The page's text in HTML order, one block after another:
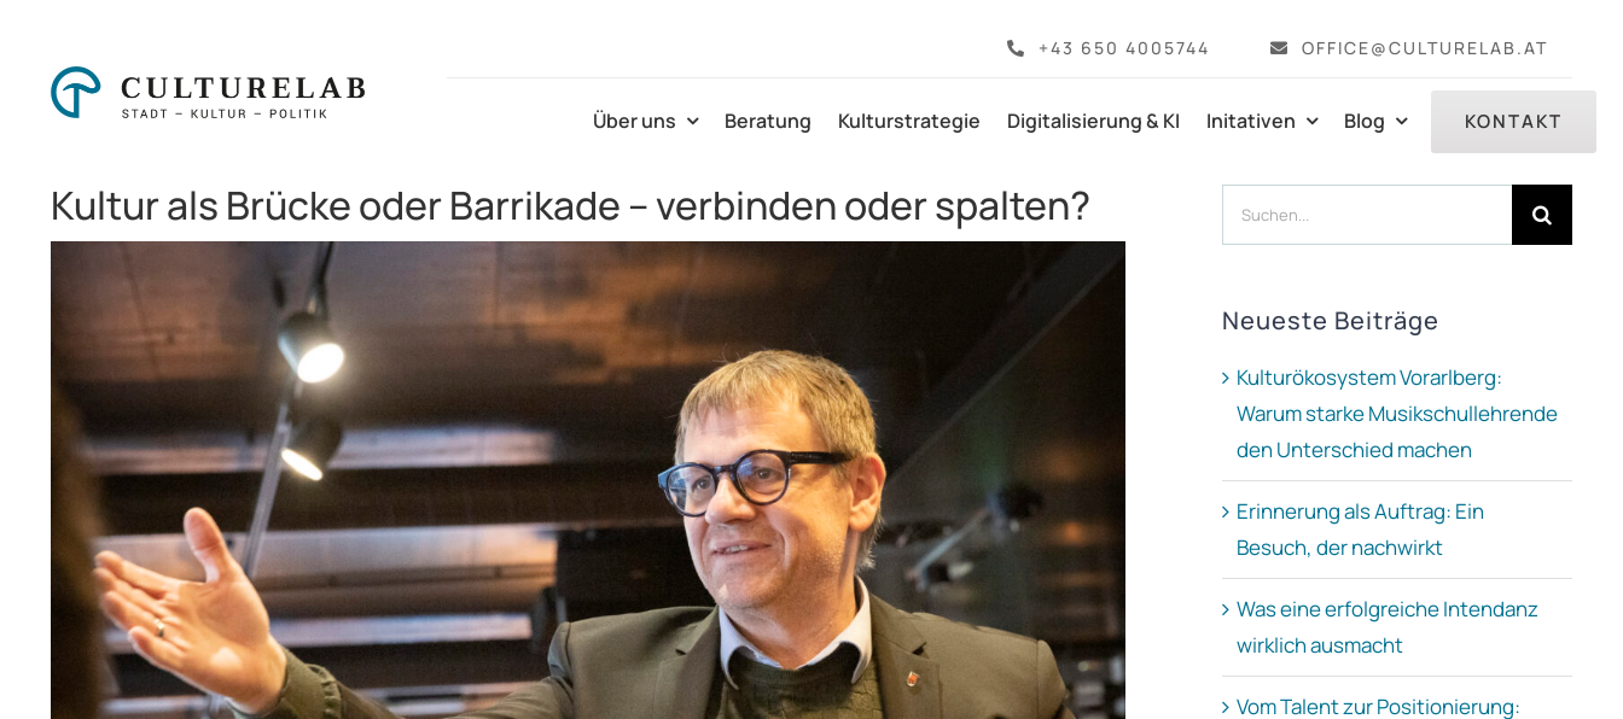
springen
+43 650 4005744 OFFICE@CULTURELAB.AT
Über uns Beratung Kulturstrategie Digitalisierung & KI Initativen Blog KONTAKT
Kultur als Brücke oder Barrikade – verbinden oder spalten?
nach:
Neueste Beiträge
Kulturökosystem Vorarlberg:
Warum starke Musikschullehrende
den Unterschied machen
Erinnerung als Auftrag: Ein
Besuch, der nachwirkt
Was eine erfolgreiche Intendanz
wirklich ausmacht
Vom Talent zur Positionierung: